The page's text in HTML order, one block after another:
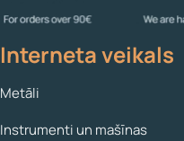
Interneta veikals
Metāli
Instrumenti un mašīnas